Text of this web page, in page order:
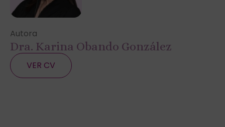
Autora
Dra. Karina Obando González
VER CV